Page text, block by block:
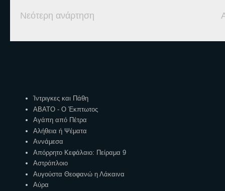
Νεότερη ανάρτηση
Ίντριγκες και Πάθη
ΑΒΑΤΟ - Ο Έκπτωτος
Αγάπη από Πέτρα
Αλήθεια ή Ψέματα
Αννάμεσα
Απόρρητο Κεφάλαιο: Πείραμα 9
Αστρόπλοιο
Αυγούστα Θεοφανώ η Λάκαινα
Αύρα